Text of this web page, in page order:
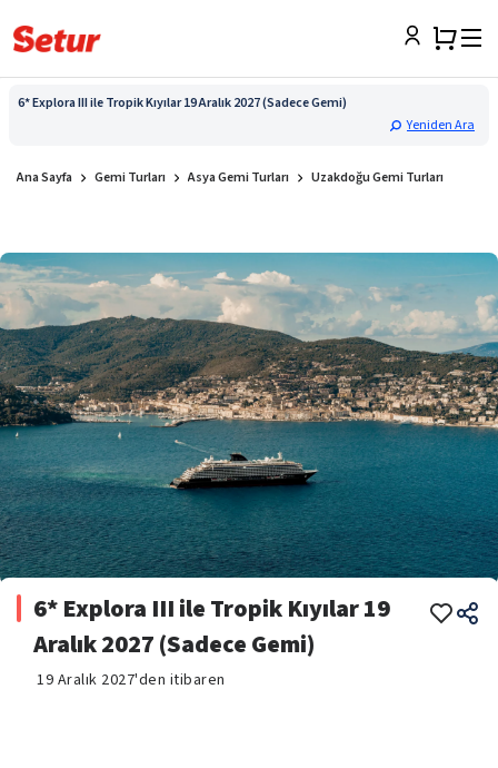
6* Explora III ile Tropik Kıyılar 19 Aralık 2027 (Sadece Gemi)
Yeniden Ara
Ana Sayfa Gemi Turları Asya Gemi Turları Uzakdoğu Gemi Turları
6* Explora III ile Tropik Kıyılar 19
Aralık 2027 (Sadece Gemi)
19 Aralık 2027'den itibaren